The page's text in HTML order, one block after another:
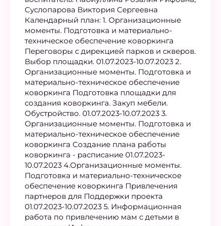
Суслопарова Виктория Сергеевна
Календарный план: 1. Организационные
моменты. Подготовка и материально-
техническое обеспечение коворкинга
Переговоры с дирекцией парков и скверов.
Выбор площадки. 01.07.2023-10.07.2023 2.
Организационные моменты. Подготовка и
материально-техническое обеспечение
коворкинга Подготовка площадки для
создания коворкинга. Закуп мебели.
Обустройство. 01.07.2023-10.07.2023 3.
Организационные моменты. Подготовка и
материально-техническое обеспечение
коворкинга Создание плана работы
коворкинга - расписание 01.07.2023-
10.07.2023 4.Организационные моменты.
Подготовка и материально-техническое
обеспечение коворкинга Привлечения
партнеров для Поддержки проекта
01.07.2023-10.07.2023 5. Информационная
работа по привлечению мам с детьми в